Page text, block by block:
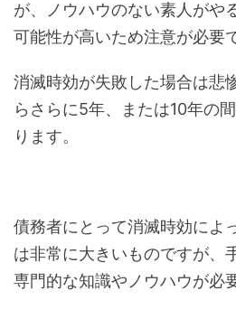
が、ノウハウのない素人がや
可能性が高いため注意が必要
消滅時効が失敗した場合は悲
らさらに5年、または10年の
ります。
債務者にとって消滅時効によ
は非常に大きいものですが、
専門的な知識やノウハウが必